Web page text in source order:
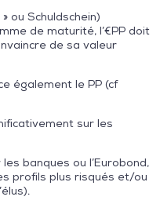
ou Schuldschein)
de maturité, l’€PP doit
de sa valeur
également le PP (cf
sur les
banques ou l’Eurobond,
profils plus risqués et/ou